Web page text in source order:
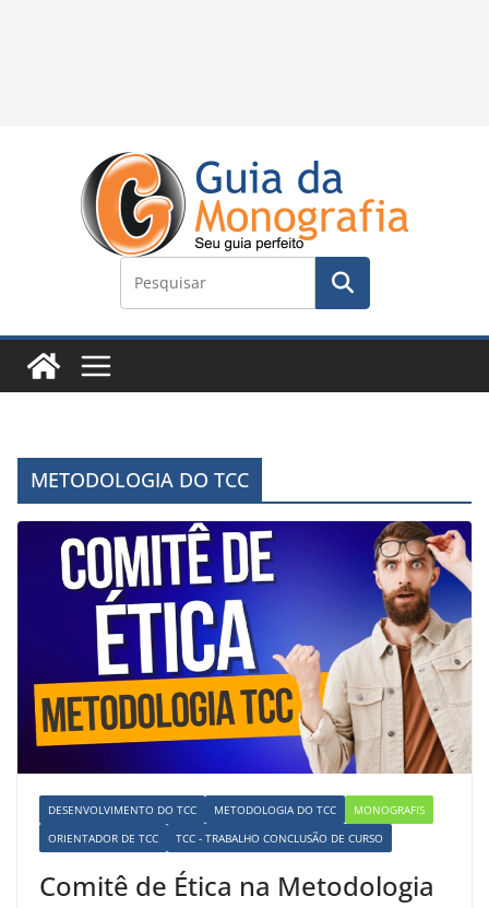
METODOLOGIA DO TCC
DESENVOLVIMENTO DO TCC METODOLOGIA DO TCC
MONOGRAFIS
ORIENTADOR DE TCC
TCC - TRABALHO CONCLUSÃO DE CURSO
Comitê de Ética na Metodologia